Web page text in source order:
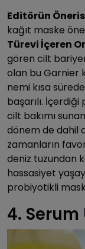
Editörün
kağıt maske
Türevi İçeren
gören cilt
olan bu Garnier
nemi kısa
başarılı.
cilt bakımı
dönem de dahil
zamanların
deniz tuzundan
hassasiyet
probiyotikli
4.